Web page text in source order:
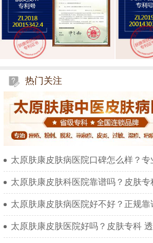
热门关注
太原肤康皮肤病医院口碑怎么样？专
太原肤康皮肤科医院靠谱吗？皮肤
太原肤康皮肤病医院好不好？正规靠
太原肤康皮肤医院好吗？皮肤专科